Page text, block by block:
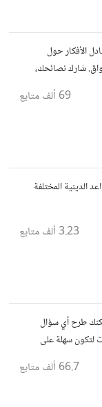
الأفكار حول
شارك نصائحك،
69 ألف متابع
الدينية المختلفة
3.23 ألف متابع
طرح أي سؤال
لتكون سهلة على
66.7 ألف متابع